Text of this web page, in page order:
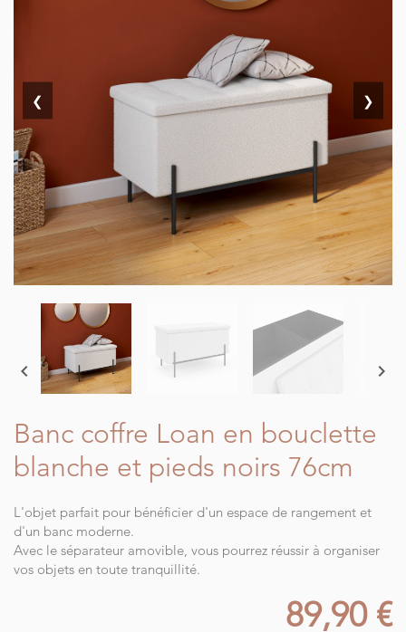
❮ ❯
 
Banc coffre Loan en bouclette
blanche et pieds noirs 76cm
L'objet parfait pour bénéficier d'un espace de rangement et
d'un banc moderne.
Avec le séparateur amovible, vous pourrez réussir à organiser
vos objets en toute tranquillité.
89,90 €